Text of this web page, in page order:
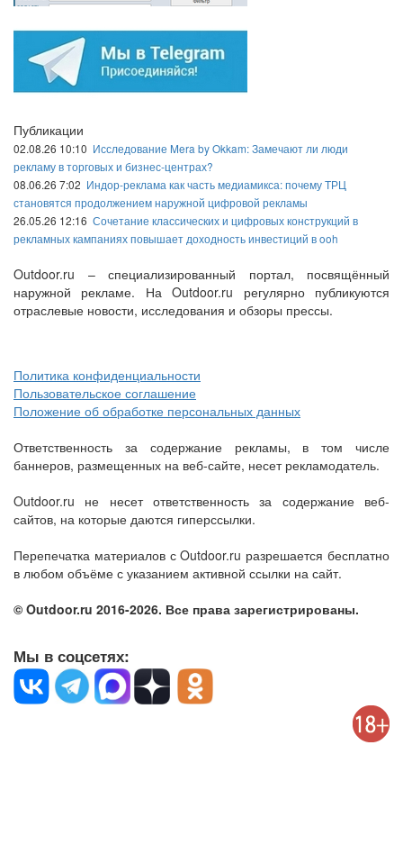
Публикации
02.08.26 10:10 Исследование Mera by Okkam: Замечают ли люди
рекламу в торговых и бизнес-центрах?
08.06.26 7:02 Индор-реклама как часть медиамикса: почему ТРЦ
становятся продолжением наружной цифровой рекламы
26.05.26 12:16 Сочетание классических и цифровых конструкций в
рекламных кампаниях повышает доходность инвестиций в ooh
Outdoor.ru – специализированный портал, посвящённый
наружной рекламе. На Outdoor.ru регулярно публикуются
отраслевые новости, исследования и обзоры прессы.
Политика конфиденциальности
Пользовательское соглашение
Положение об обработке персональных данных
Ответственность за содержание рекламы, в том числе
баннеров, размещенных на веб-сайте, несет рекламодатель.
Outdoor.ru не несет ответственность за содержание веб-
сайтов, на которые даются гиперссылки.
Перепечатка материалов с Outdoor.ru разрешается бесплатно
в любом объёме с указанием активной ссылки на сайт.
© Outdoor.ru 2016-2026. Все права зарегистрированы.
Мы в соцсетях: